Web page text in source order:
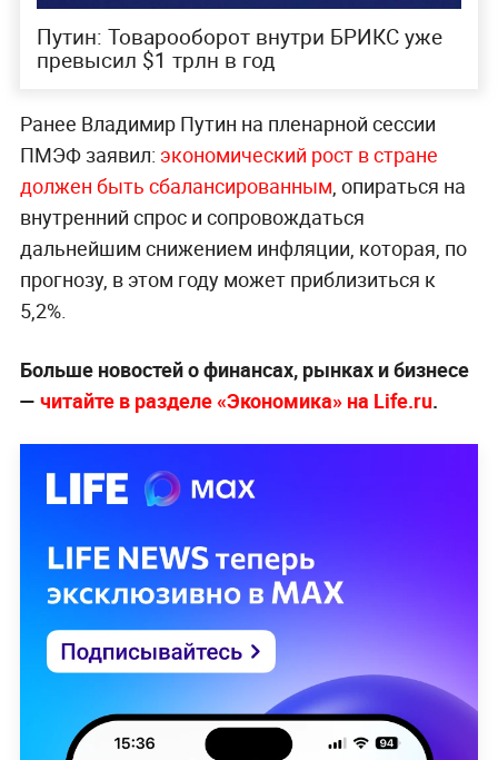
Путин: Товарооборот внутри БРИКС уже
превысил $1 трлн в год
Ранее Владимир Путин на пленарной сессии
ПМЭФ заявил: экономический рост в стране
должен быть сбалансированным, опираться на
внутренний спрос и сопровождаться
дальнейшим снижением инфляции, которая, по
прогнозу, в этом году может приблизиться к
5,2%.
Больше новостей о финансах, рынках и бизнесе
— читайте в разделе «Экономика» на Life.ru.